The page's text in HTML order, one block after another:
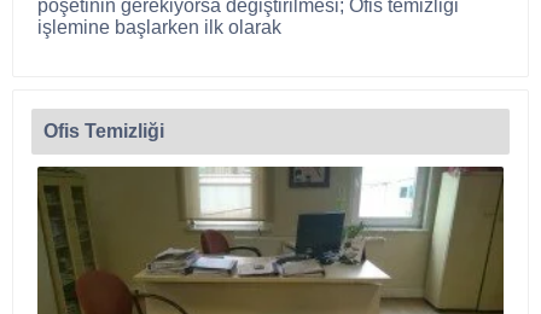
poşetinin gerekiyorsa değiştirilmesi; Ofis temizliği
işlemine başlarken ilk olarak
Ofis Temizliği